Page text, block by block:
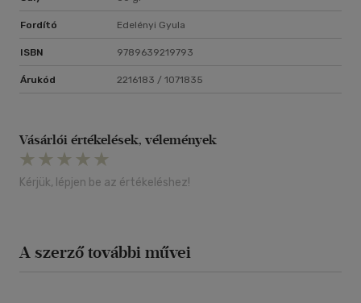
Fordító Edelényi Gyula
ISBN 9789639219793
Árukód 2216183 / 1071835
Vásárlói értékelések, vélemények
Kérjük, lépjen be az értékeléshez!
A szerző további művei